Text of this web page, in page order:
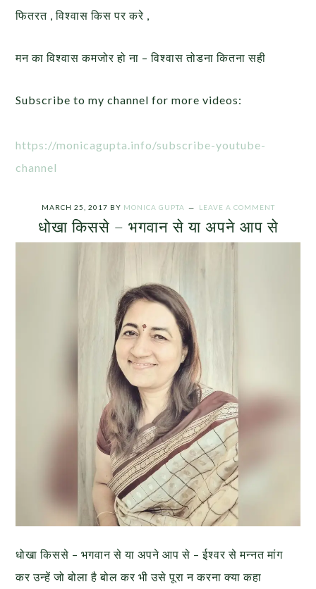
फितरत , विश्वास किस पर करे ,
मन का विश्वास कमजोर हो ना – विश्वास तोडना कितना सही
Subscribe to my channel for more videos:
https://monicagupta.info/subscribe-youtube-
channel
MARCH 25, 2017 BY MONICA GUPTA LEAVE A COMMENT
धोखा किससे – भगवान से या अपने आप से
धोखा किससे – भगवान से या अपने आप से – ईश्वर से मन्नत मांग
कर उन्हें जो बोला है बोल कर भी उसे पूरा न करना क्या कहा